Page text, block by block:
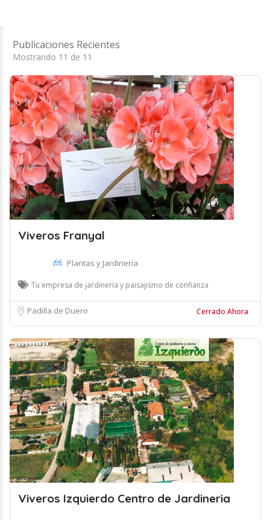
Publicaciones Recientes
Mostrando 11 de 11
Viveros Franyal
Plantas y Jardinería
Tu empresa de jardinería y paisajismo de confianza
Padilla de Duero Cerrado Ahora
Viveros Izquierdo Centro de Jardineria